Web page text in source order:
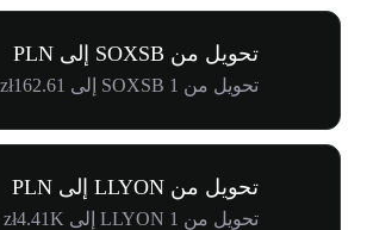
تحويل من SOXSB إلى PLN
تحويل من 1 SOXSB إلى zł162.61
تحويل من LLYON إلى PLN
تحويل من 1 LLYON إلى zł4.41K